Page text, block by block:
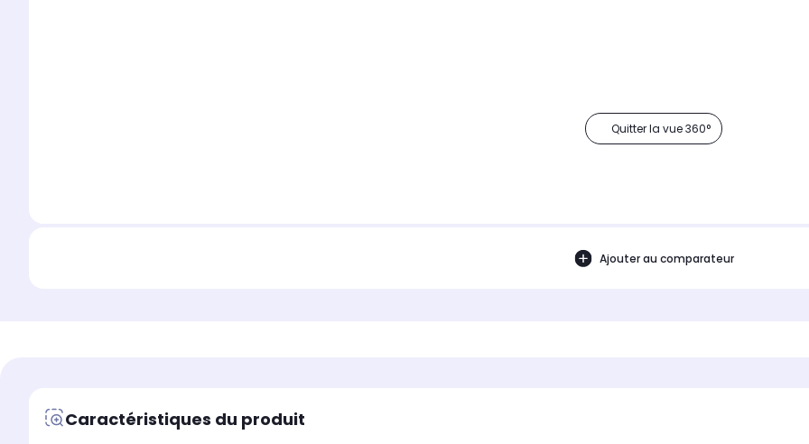
Quitter la vue 360°
Ajouter au comparateur
Caractéristiques du produit